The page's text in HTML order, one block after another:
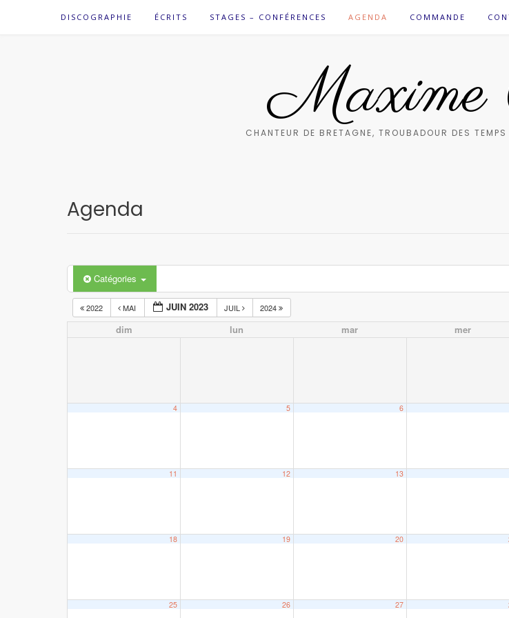
DISCOGRAPHIE ÉCRITS STAGES – CONFÉRENCES AGENDA COMMANDE
Maxime
CHANTEUR DE BRETAGNE, TROUBADOUR DES
Agenda
Catégories
2022 MAI JUIN 2023 JUIL 2024
dim lun mar mer
4 5 6
11 12 13
18 19 20
25 26 27